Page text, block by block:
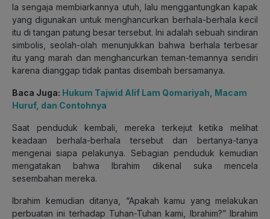
Ia sengaja membiarkannya utuh, lalu menggantungkan kapak
yang digunakan untuk menghancurkan berhala-berhala kecil
itu di tangan patung besar tersebut. Ini adalah sebuah sindiran
simbolis, seolah-olah menunjukkan bahwa berhala terbesar
itu yang marah dan menghancurkan teman-temannya sendiri
karena dianggap tidak pantas disembah bersamanya.
Baca Juga: Hukum Tajwid Alif Lam Qomariyah, Macam
Huruf, dan Contohnya
Saat penduduk kembali, mereka terkejut ketika melihat
keadaan berhala-berhala tersebut dan bertanya-tanya
mengenai siapa pelakunya. Sebagian penduduk kemudian
mengatakan bahwa Ibrahim dikenal suka mencela
sesembahan mereka.
Ibrahim kemudian ditanya, “Apakah kamu yang melakukan
perbuatan ini terhadap Tuhan-Tuhan kami, Ibrahim?” Ibrahim